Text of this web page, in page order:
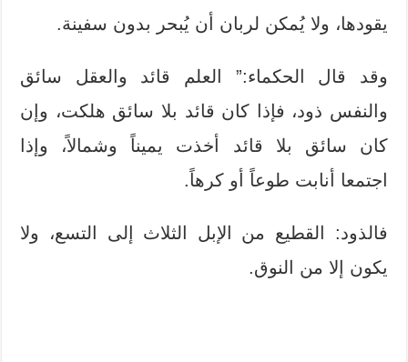
يقودها، ولا يُمكن لربان أن يُبحر بدون سفينة.
وقد قال الحكماء:” العلم قائد والعقل سائق
والنفس ذود، فإذا كان قائد بلا سائق هلكت، وإن
كان سائق بلا قائد أخذت يميناً وشمالاً، وإذا
اجتمعا أنابت طوعاً أو كرهاً.
فالذود: القطيع من الإبل الثلاث إلى التسع، ولا
يكون إلا من النوق.